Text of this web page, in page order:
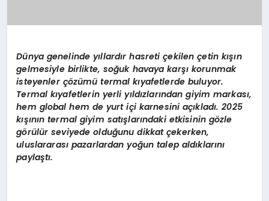
Dünya genelinde yıllardır hasreti çekilen çetin kışın
gelmesiyle birlikte, soğuk havaya karşı korunmak
isteyenler çözümütermal kıyafetlerde buluyor.
Termal kıyafetlerin yerli yıldızlarından giyim markası,
hem global hem de yurt içi karnesini açıkladı. 2025
kışının termal giyim satışlarındaki etkisinin gözle
görülür seviyede olduğunu dikkat çekerken,
uluslararası pazarlardan yoğun talep aldıklarını
paylaştı.